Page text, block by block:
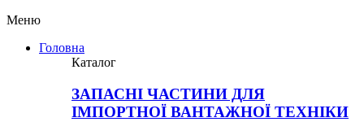
Меню
Головна
Каталог
ЗАПАСНІ ЧАСТИНИ ДЛЯ
ІМПОРТНОЇ ВАНТАЖНОЇ ТЕХНІКИ